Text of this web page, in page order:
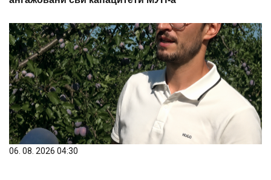
06. 08. 2026 04:30